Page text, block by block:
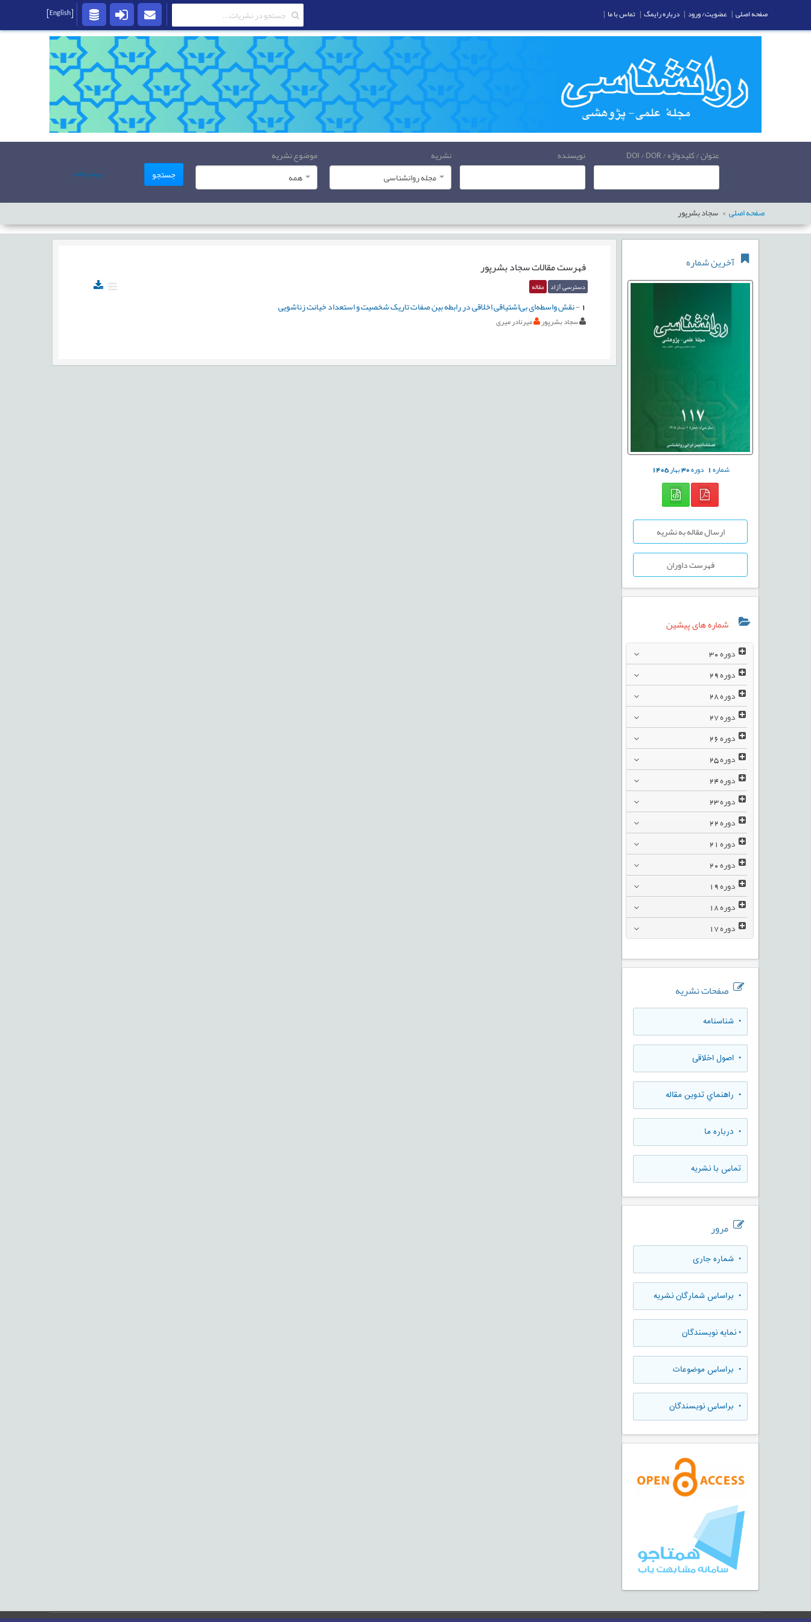
عنوان / کلیدواژه / DOI / DOR نویسنده
نشریه
مجله روانشناسی
موضوع نشریه
همه
جستجو پیشرفته
صفحه اصلی سجاد بشرپور
آخرین شماره
شماره1 دوره30بهار1405
ارسال مقاله به نشریه
فهرست داوران
شماره های پیشین
دوره
دوره
دوره
دوره
دوره
دوره
دوره
دوره
دوره
دوره
دوره
دوره
دوره
دوره
صفحات نشریه
• شناسنامه
• اصول اخلاقی
• راهنماي تدوين مقاله
• درباره ما
تماس با نشریه
مرور
• شماره جاری
• براساس شمارگان نشریه
•نمایه نویسندگان
• براساس موضوعات
• براساس نویسندگان
فهرست مقالاتسجاد بشرپور
دسترسی آزاد مقاله
1
-نقش واسطه‌ای بی‌اشتیاقی اخلاقی در رابطه بین صفات تاریک شخصیت و استعداد خیانت زناشویی
سجاد بشرپور میرنادر میری
صفحه اصلی | عضویت/ ورود | درباره رایمگ | تماس با ما |
[English]